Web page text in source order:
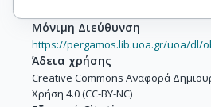
Μόνιμη Διεύθυνση
https://pergamos.lib.uoa.gr/uoa/dl/
Άδεια χρήσης
Creative Commons Αναφορά
Χρήση 4.0 (CC-BY-NC)